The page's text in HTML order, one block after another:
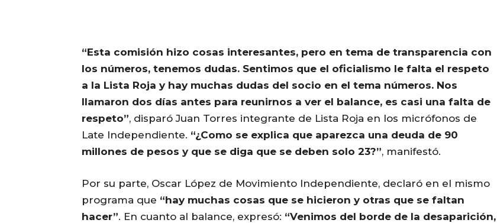
“Esta comisión hizo cosas interesantes, pero en tema de transparencia con
los números, tenemos dudas. Sentimos que el oficialismo le falta el respeto
a la Lista Roja y hay muchas dudas del socio en el tema números. Nos
llamaron dos días antes para reunirnos a ver el balance, es casi una falta de
respeto”, disparó Juan Torres integrante de Lista Roja en los micrófonos de
Late Independiente. “¿Como se explica que aparezca una deuda de 90
millones de pesos y que se diga que se deben solo 23?”, manifestó.
Por su parte, Oscar López de Movimiento Independiente, declaró en el mismo
programa que “hay muchas cosas que se hicieron y otras que se faltan
hacer”. En cuanto al balance, expresó: “Venimos del borde de la desaparición,